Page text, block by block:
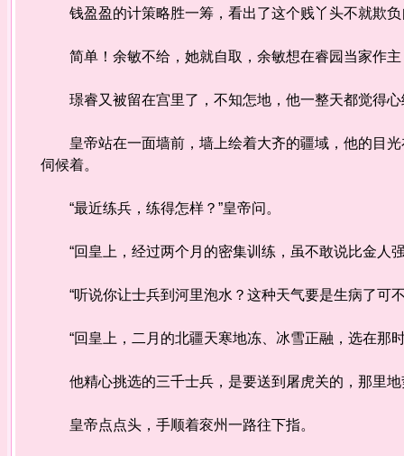
钱盈盈的计策略胜一筹，看出了这个贱丫头不就欺负
简单！余敏不给，她就自取，余敏想在睿园当家作
璟睿又被留在宫里了，不知怎地，他一整天都觉得心
皇帝站在一面墙前，墙上绘着大齐的疆域，他的目光
伺候着。
“最近练兵，练得怎样？”皇帝问。
“回皇上，经过两个月的密集训练，虽不敢说比金人
“听说你让士兵到河里泡水？这种天气要是生病了可
“回皇上，二月的北疆天寒地冻、冰雪正融，选在那
他精心挑选的三千士兵，是要送到屠虎关的，那里地
皇帝点点头，手顺着衮州一路往下指。